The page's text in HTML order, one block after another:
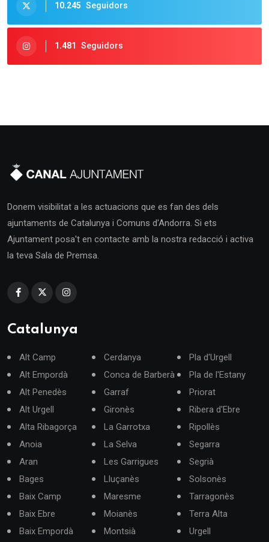
10.245 Seguidors
1.481 Seguidors
Donem visibilitat a les actuacions que es fan des dels
ajuntaments de Catalunya i Comuns d'Andorra. Si ets
Ajuntament posa't en contacte amb la nostra redacció i activa
la teva Sala de Premsa.
Catalunya
Alt Camp
Alt Empordà
Alt Penedès
Alt Urgell
Alta Ribagorça
Anoia
Aran
Bages
Baix Camp
Baix Ebre
Baix Empordà
Cerdanya
Conca de Barberà
Garraf
Gironès
La Garrotxa
La Selva
Les Garrigues
Lluçanès
Maresme
Moianès
Montsià
Pla d'Urgell
Pla de l'Estany
Priorat
Ribera d'Ebre
Ripollès
Segarra
Segrià
Solsonès
Tarragonès
Terra Alta
Urgell